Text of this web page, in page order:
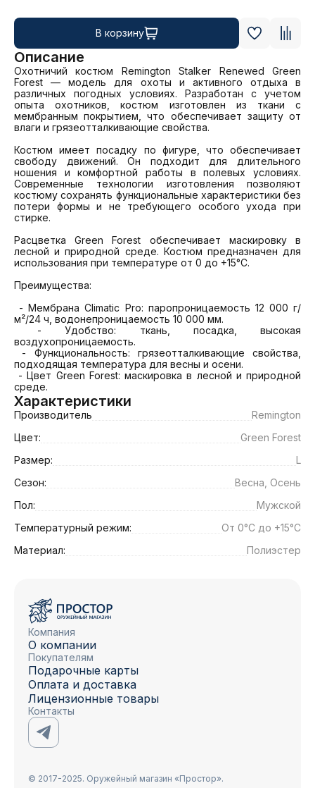
В корзину
Описание
Охотничий костюм Remington Stalker Renewed Green
Forest — модель для охоты и активного отдыха в
различных погодных условиях. Разработан с учетом
опыта охотников, костюм изготовлен из ткани с
мембранным покрытием, что обеспечивает защиту от
влаги и грязеотталкивающие свойства.
Костюм имеет посадку по фигуре, что обеспечивает
свободу движений. Он подходит для длительного
ношения и комфортной работы в полевых условиях.
Современные технологии изготовления позволяют
костюму сохранять функциональные характеристики без
потери формы и не требующего особого ухода при
стирке.
Расцветка Green Forest обеспечивает маскировку в
лесной и природной среде. Костюм предназначен для
использования при температуре от 0 до +15°C.
Преимущества:
м²/24 ч, водонепроницаемость 10 000 мм.
воздухопроницаемость.
подходящая температура для весны и осени.
среде.
Характеристики
Производитель
Remington
Цвет:
Green Forest
Размер:
L
Сезон:
Весна, Осень
Пол:
Мужской
Температурный режим:
От 0°C до +15°C
Материал:
Полиэстер
Компания
О компании
Покупателям
Подарочные карты
Оплата и доставка
Лицензионные товары
Контакты
© 2017-2025. Оружейный магазин «Простор».